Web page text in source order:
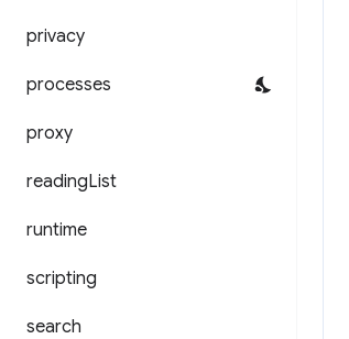
privacy
processes
proxy
readingList
runtime
scripting
search